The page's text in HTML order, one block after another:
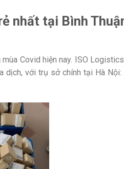
nhất tại Bình
Covid hiện nay. ISO
dịch, với trụ sở chính tại Hà